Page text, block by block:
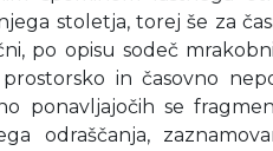
stoletja, torej še za
po opisu sodeč
in časovno
ponavljajočih se
odraščanja,